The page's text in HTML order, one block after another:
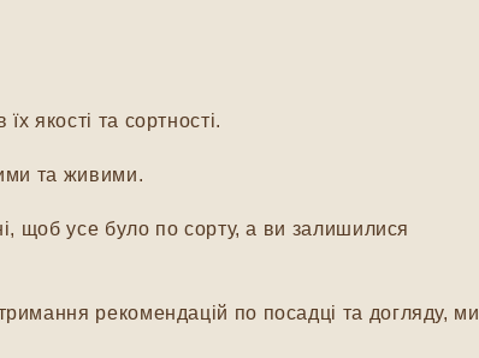
якості та сортності.
та живими.
щоб усе було по сорту, а ви залишилися
рекомендацій по посадці та догляду, ми